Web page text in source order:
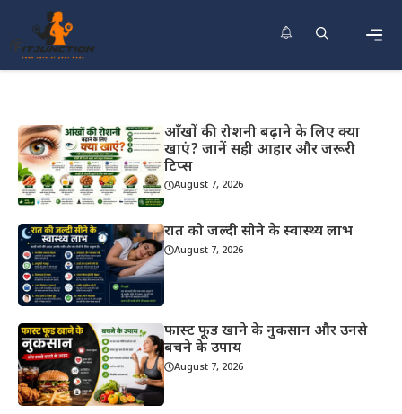
content
आँखों की रोशनी बढ़ाने के लिए क्या
खाएं? जानें सही आहार और जरूरी
टिप्स
August 7, 2026
रात को जल्दी सोने के स्वास्थ्य लाभ
August 7, 2026
फास्ट फूड खाने के नुकसान और उनसे
बचने के उपाय
August 7, 2026